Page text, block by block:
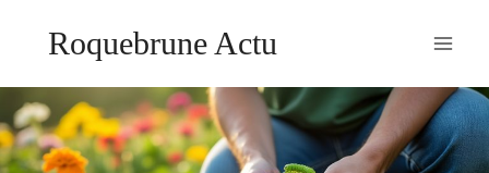
Roquebrune Actu